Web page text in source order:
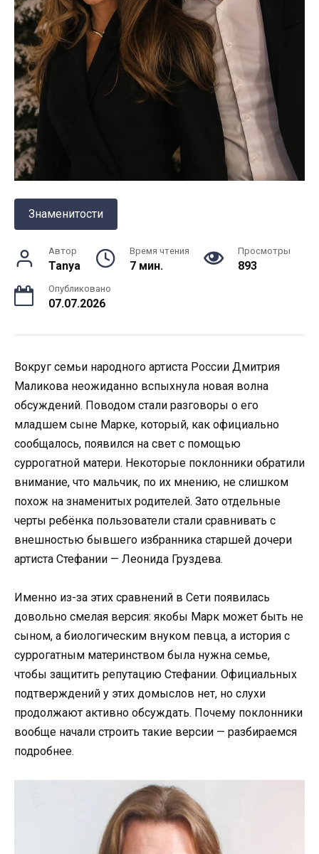
Знаменитости
Автор
Tanya
Время чтения
7 мин.
Просмотры
893
Опубликовано
07.07.2026
Вокруг семьи народного артиста России Дмитрия
Маликова неожиданно вспыхнула новая волна
обсуждений. Поводом стали разговоры о его
младшем сыне Марке, который, как официально
сообщалось, появился на свет с помощью
суррогатной матери. Некоторые поклонники обратили
внимание, что мальчик, по их мнению, не слишком
похож на знаменитых родителей. Зато отдельные
черты ребёнка пользователи стали сравнивать с
внешностью бывшего избранника старшей дочери
артиста Стефании — Леонида Груздева.
Именно из-за этих сравнений в Сети появилась
довольно смелая версия: якобы Марк может быть не
сыном, а биологическим внуком певца, а история с
суррогатным материнством была нужна семье,
чтобы защитить репутацию Стефании. Официальных
подтверждений у этих домыслов нет, но слухи
продолжают активно обсуждать. Почему поклонники
вообще начали строить такие версии — разбираемся
подробнее.